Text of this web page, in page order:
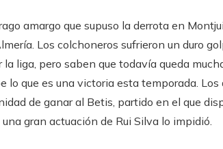
amargo que supuso la derrota en
Los colchoneros sufrieron un duro
liga, pero saben que todavía queda
lo que es una victoria esta temporada. Los
de ganar al Betis, partido en el que
gran actuación de Rui Silva lo impidió.